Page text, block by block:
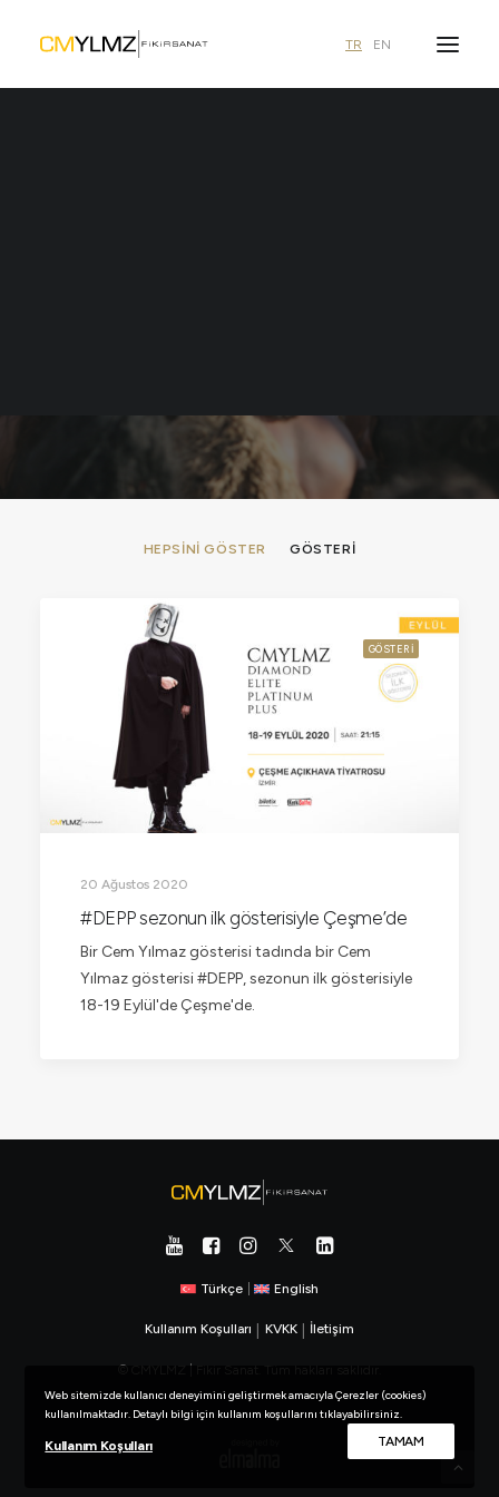
TR EN
HEPSINI GÖSTER GÖSTERI
GÖSTERI
20 Ağustos 2020
#DEPP sezonun ilk gösterisiyle Çeşme’de
Bir Cem Yılmaz gösterisi tadında bir Cem
Yılmaz gösterisi #DEPP, sezonun ilk gösterisiyle
18-19 Eylül'de Çeşme'de.
Türkçe English
Kullanım Koşulları KVKK İletişim
© CMYLMZ | Fikir Sanat. Tüm hakları saklıdır.
Web sitemizde kullanıcı deneyimini geliştirmek amacıyla Çerezler (cookies)
kullanılmaktadır. Detaylı bilgi için kullanım koşullarını tıklayabilirsiniz.
Kullanım Koşulları TAMAM